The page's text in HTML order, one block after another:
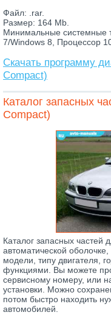
Файл: .rar.
Размер: 164 Mb.
Минимальные системные
7/Windows 8, Процессор
Скачать программу
Compact)
Каталог запасных
Compact)
Каталог запасных частей
автоматической
модели, типу двигателя,
функциями. Вы можете
сервисному номеру, или
установки. Можно
потом быстро находить
автомобилей.